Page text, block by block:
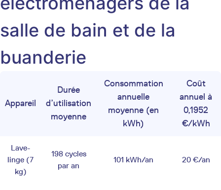
salle de bain et de la
buanderie
Appareil
Durée
d’utilisation
moyenne
Consommation
annuelle
moyenne (en
kWh)
Coût
annuel à
0,1952
€/kWh
Lave-
linge (7
kg)
198 cycles
par an
101 kWh/an 20 €/an